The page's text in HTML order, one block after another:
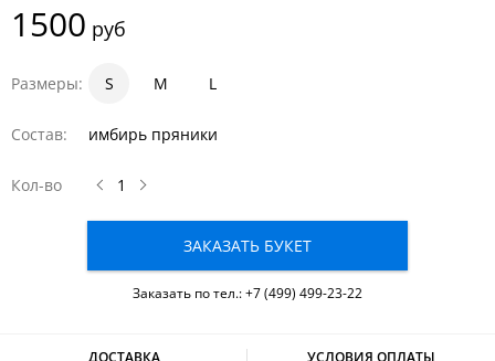
1500 руб
Размеры: S
1 M
1.5 L
2
Состав: имбирь пряники
Кол-во
ЗАКАЗАТЬ БУКЕТ
Заказать по тел.:+7 (499) 499-23-22